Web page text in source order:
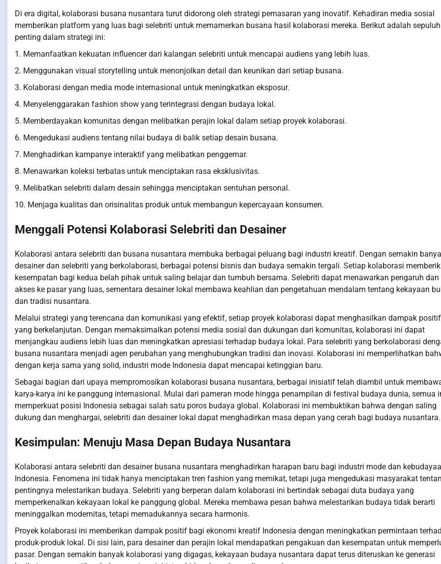
Di era digital, kolaborasi busana nusantara turut didorong oleh strategi pemasaran yang inovatif. Kehadiran media sosial
memberikan platform yang luas bagi selebriti untuk memamerkan busana hasil kolaborasi mereka. Berikut adalah
penting dalam strategi ini:
1. Memanfaatkan kekuatan influencer dari kalangan selebriti untuk mencapai audiens yang lebih luas.
2. Menggunakan visual storytelling untuk menonjolkan detail dan keunikan dari setiap busana.
3. Kolaborasi dengan media mode internasional untuk meningkatkan eksposur.
4. Menyelenggarakan fashion show yang terintegrasi dengan budaya lokal.
5. Memberdayakan komunitas dengan melibatkan perajin lokal dalam setiap proyek kolaborasi.
6. Mengedukasi audiens tentang nilai budaya di balik setiap desain busana.
7. Menghadirkan kampanye interaktif yang melibatkan penggemar.
8. Menawarkan koleksi terbatas untuk menciptakan rasa eksklusivitas.
9. Melibatkan selebriti dalam desain sehingga menciptakan sentuhan personal.
10. Menjaga kualitas dan orisinalitas produk untuk membangun kepercayaan konsumen.
Menggali Potensi Kolaborasi Selebriti dan Desainer
Kolaborasi antara selebriti dan busana nusantara membuka berbagai peluang bagi industri kreatif. Dengan semakin
desainer dan selebriti yang berkolaborasi, berbagai potensi bisnis dan budaya semakin tergali. Setiap kolaborasi
kesempatan bagi kedua belah pihak untuk saling belajar dan tumbuh bersama. Selebriti dapat menawarkan pengaruh dan
akses ke pasar yang luas, sementara desainer lokal membawa keahlian dan pengetahuan mendalam tentang kekayaan
dan tradisi nusantara.
Melalui strategi yang terencana dan komunikasi yang efektif, setiap proyek kolaborasi dapat menghasilkan dampak positif
yang berkelanjutan. Dengan memaksimalkan potensi media sosial dan dukungan dari komunitas, kolaborasi ini dapat
menjangkau audiens lebih luas dan meningkatkan apresiasi terhadap budaya lokal. Para selebriti yang berkolaborasi
busana nusantara menjadi agen perubahan yang menghubungkan tradisi dan inovasi. Kolaborasi ini memperlihatkan
dengan kerja sama yang solid, industri mode Indonesia dapat mencapai ketinggian baru.
Sebagai bagian dari upaya mempromosikan kolaborasi busana nusantara, berbagai inisiatif telah diambil untuk
karya-karya ini ke panggung internasional. Mulai dari pameran mode hingga penampilan di festival budaya dunia, semua
memperkuat posisi Indonesia sebagai salah satu poros budaya global. Kolaborasi ini membuktikan bahwa dengan saling
dukung dan menghargai, selebriti dan desainer lokal dapat menghadirkan masa depan yang cerah bagi budaya nusantara.
Kesimpulan: Menuju Masa Depan Budaya Nusantara
Kolaborasi antara selebriti dan desainer busana nusantara menghadirkan harapan baru bagi industri mode dan
Indonesia. Fenomena ini tidak hanya menciptakan tren fashion yang memikat, tetapi juga mengedukasi masyarakat
pentingnya melestarikan budaya. Selebriti yang berperan dalam kolaborasi ini bertindak sebagai duta budaya yang
memperkenalkan kekayaan lokal ke panggung global. Mereka membawa pesan bahwa melestarikan budaya tidak berarti
meninggalkan modernitas, tetapi memadukannya secara harmonis.
Proyek kolaborasi ini memberikan dampak positif bagi ekonomi kreatif Indonesia dengan meningkatkan permintaan
produk-produk lokal. Di sisi lain, para desainer dan perajin lokal mendapatkan pengakuan dan kesempatan untuk
pasar. Dengan semakin banyak kolaborasi yang digagas, kekayaan budaya nusantara dapat terus diteruskan ke generasi